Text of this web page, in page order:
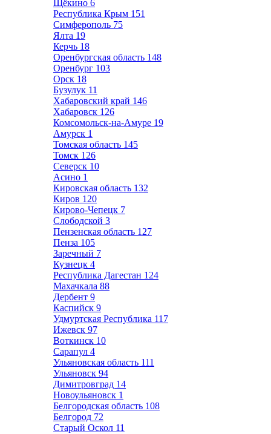
Щёкино 6
Республика Крым 151
Симферополь 75
Ялта 19
Керчь 18
Оренбургская область 148
Оренбург 103
Орск 18
Бузулук 11
Хабаровский край 146
Хабаровск 126
Комсомольск-на-Амуре 19
Амурск 1
Томская область 145
Томск 126
Северск 10
Асино 1
Кировская область 132
Киров 120
Кирово-Чепецк 7
Слободской 3
Пензенская область 127
Пенза 105
Заречный 7
Кузнецк 4
Республика Дагестан 124
Махачкала 88
Дербент 9
Каспийск 9
Удмуртская Республика 117
Ижевск 97
Воткинск 10
Сарапул 4
Ульяновская область 111
Ульяновск 94
Димитровград 14
Новоульяновск 1
Белгородская область 108
Белгород 72
Старый Оскол 11